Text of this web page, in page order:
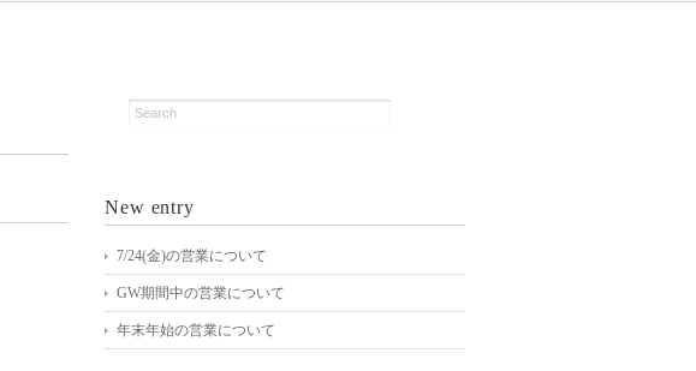
New entry
7/24(金)の営業について
GW期間中の営業について
年末年始の営業について